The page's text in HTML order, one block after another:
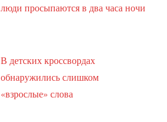
люди просыпаются в два часа ночи
В детских кроссвордах
обнаружились слишком
«взрослые» слова